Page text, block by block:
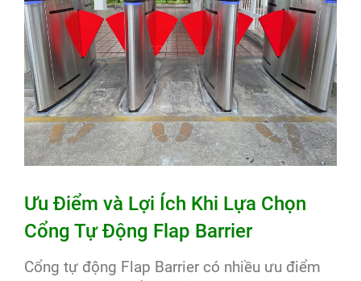
Ưu Điểm và Lợi Ích Khi Lựa Chọn
Cổng Tự Động Flap Barrier
Cổng tự động Flap Barrier có nhiều ưu điểm